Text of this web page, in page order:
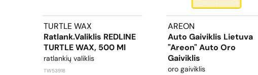
TURTLE WAX
Ratlank.valiklis REDLINE
TURTLE WAX, 500 Ml
ratlankių valiklis
TW53918
AREON
Auto Gaiviklis Lietuva
"Areon" Auto Oro
Gaiviklis
oro gaiviklis